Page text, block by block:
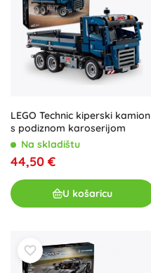
LEGO Technic kiperski kamion
s podiznom karoserijom
Na skladištu
44,50 €
U košaricu